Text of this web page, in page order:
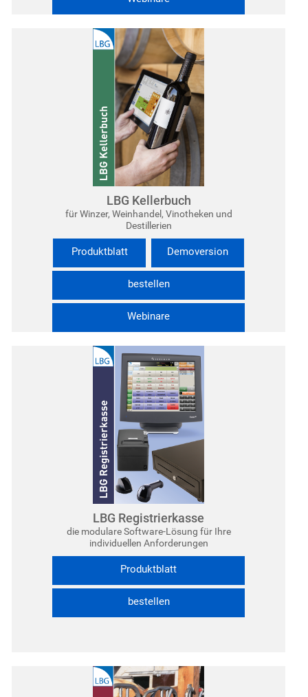
LBG Kellerbuch
für Winzer, Weinhandel, Vinotheken und
Destillerien
Produktblatt Demoversion
bestellen
Webinare
LBG Registrierkasse
die modulare Software-Lösung für Ihre
individuellen Anforderungen
Produktblatt
bestellen